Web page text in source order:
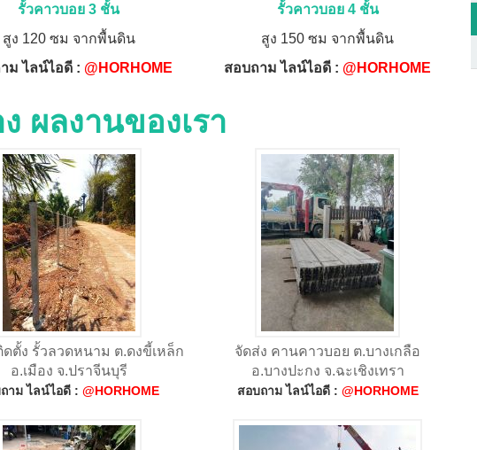
รั้วคาวบอย 3 ชั้น
สูง 120 ซม จากพื้นดิน
ม ไลน์ไอดี : @HORHOME
รั้วคาวบอย 4 ชั้น
สูง 150 ซม จากพื้นดิน
สอบถาม ไลน์ไอดี : @HORHOME
ผลงานของเรา
ดตั้ง รั้วลวดหนาม ต.ดงขี้เหล็ก
อ.เมือง จ.ปราจีนบุรี
าม ไลน์ไอดี :@HORHOME
จัดส่ง คานคาวบอย ต.บางเกลือ
อ.บางปะกง จ.ฉะเชิงเทรา
สอบถาม ไลน์ไอดี : @HORHOME